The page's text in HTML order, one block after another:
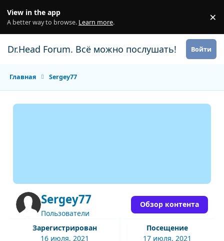
View in the app
A better way to browse. Learn more. ×
Dr.Head Forum. Всё можно послушать! Войти
Главная Sergey77
Sergey77
Пользователи
Зарегистрирован
16 июля, 2021
Посещение
17 июля, 2021
Обзор контента